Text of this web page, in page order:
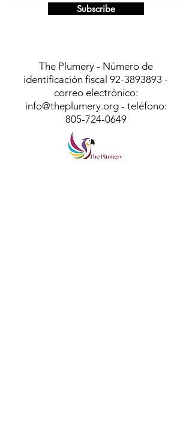
Subscribe
The Plumery - Número de
identificación fiscal 92-3893893 -
correo electrónico:
info@theplumery.org- teléfono:
805-724-0649